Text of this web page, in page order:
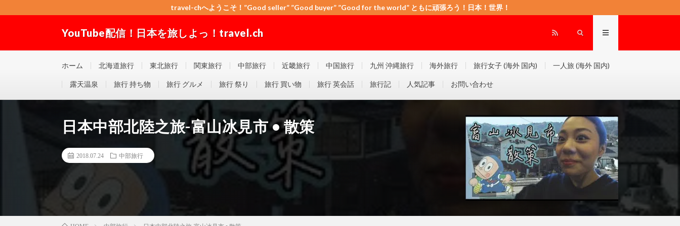
travel-chへようこそ！”Good seller” ”Good buyer” ”Good for the world” ともに頑張ろう！日本！世界！
YouTube配信！日本を旅しよっ！travel.ch
ホーム 北海道旅行 東北旅行 関東旅行 中部旅行 近畿旅行 中国旅行 九州 沖縄旅行 海外旅行 旅行女子 (海外 国内) 一人旅 (海外 国内)
露天温泉 旅行 持ち物 旅行 グルメ 旅行 祭り 旅行 買い物 旅行 英会話 旅行記 人気記事 お問い合わせ
日本中部北陸之旅-富山冰見市 • 散策
2018.07.24 中部旅行